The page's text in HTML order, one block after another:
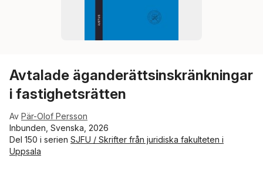
Avtalade äganderättsinskränkningar
i fastighetsrätten
Av Pär-Olof Persson
Inbunden, Svenska, 2026
Del 150 i serien SJFU / Skrifter från juridiska fakulteten i
Uppsala